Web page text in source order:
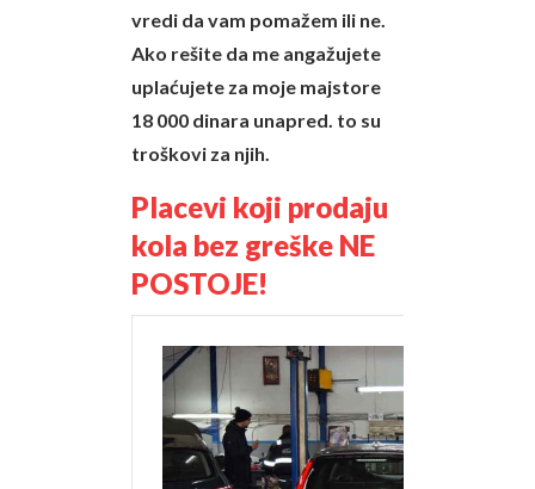
vredi da vam pomažem ili ne.
Ako rešite da me angažujete
uplaćujete za moje majstore
18 000 dinara unapred. to su
troškovi za njih.
Placevi koji prodaju
kola bez greške NE
POSTOJE!